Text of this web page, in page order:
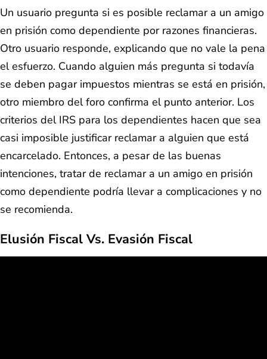
Un usuario pregunta si es posible reclamar a un amigo
en prisión como dependiente por razones financieras.
Otro usuario responde, explicando que no vale la pena
el esfuerzo. Cuando alguien más pregunta si todavía
se deben pagar impuestos mientras se está en prisión,
otro miembro del foro confirma el punto anterior. Los
criterios del IRS para los dependientes hacen que sea
casi imposible justificar reclamar a alguien que está
encarcelado. Entonces, a pesar de las buenas
intenciones, tratar de reclamar a un amigo en prisión
como dependiente podría llevar a complicaciones y no
se recomienda.
Elusión Fiscal Vs. Evasión Fiscal